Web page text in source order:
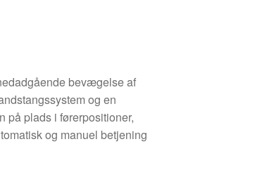
bevægelse af
og en
på plads i førerpositioner,
og manuel betjening